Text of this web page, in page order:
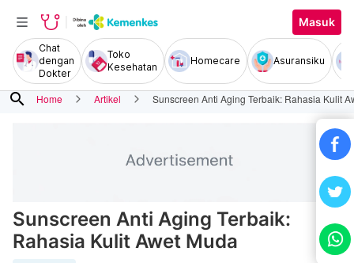
Masuk
Chat
dengan
Dokter
Toko
Kesehatan
Homecare Asuransiku
search Home Artikel Sunscreen Anti Aging Terbaik: Rahasia Kulit
Sunscreen Anti Aging Terbaik:
Rahasia Kulit Awet Muda